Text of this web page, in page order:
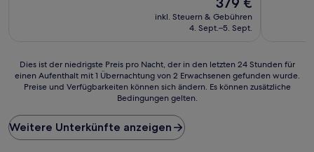
Preis
beträgt
inkl. Steuern & Gebühren
4. Sept.–5. Sept.
Dies
ist
Preis
pro
Nacht,
Dies ist der niedrigste Preis pro Nacht, der in den letzten 24 Stunden für
einen Aufenthalt mit 1 Übernachtung von 2 Erwachsenen gefunden wurde.
Preise und Verfügbarkeiten können sich ändern. Es können zusätzliche
Bedingungen gelten.
Weitere Unterkünfte anzeigen